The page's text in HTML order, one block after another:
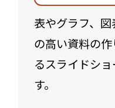
表やグラフ、
の高い資料の
るスライドシ
す。